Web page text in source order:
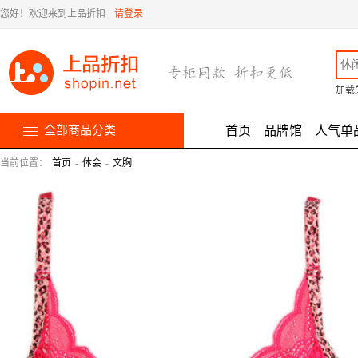
您好！欢迎来到上品折扣 请登录
加载
全部商品分类 首页 品牌馆 人气单
当前位置： 首页 - 体会 - 文胸